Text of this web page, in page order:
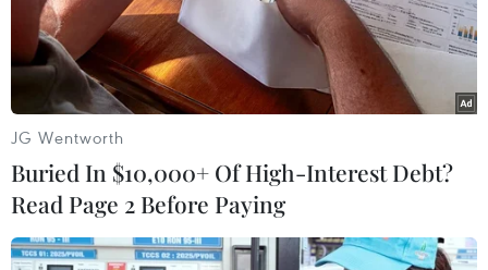
TIN LIÊN QUAN
JG Wentworth
Buried In $10,000+ Of High-Interest Debt?
Read Page 2 Before Paying